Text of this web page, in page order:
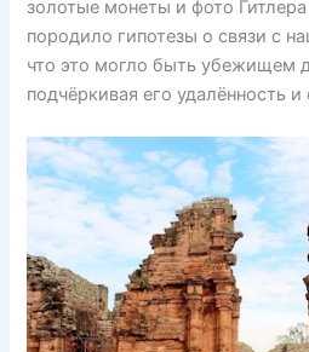
золотые монеты и фото
породило гипотезы о связи с
что это могло быть убежищем
подчёркивая его удалённость